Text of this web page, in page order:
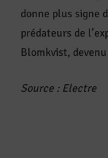
donne plus signe
prédateurs de
Blomkvist,
Source : Electre